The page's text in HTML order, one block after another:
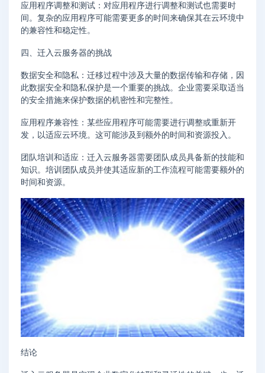
应用程序调整和测试：对应用程序进行调整和测试也需要时
间。复杂的应用程序可能需要更多的时间来确保其在云环境中
的兼容性和稳定性。
四、迁入云服务器的挑战
数据安全和隐私：迁移过程中涉及大量的数据传输和存储，因
此数据安全和隐私保护是一个重要的挑战。企业需要采取适当
的安全措施来保护数据的机密性和完整性。
应用程序兼容性：某些应用程序可能需要进行调整或重新开
发，以适应云环境。这可能涉及到额外的时间和资源投入。
团队培训和适应：迁入云服务器需要团队成员具备新的技能和
知识。培训团队成员并使其适应新的工作流程可能需要额外的
时间和资源。
结论